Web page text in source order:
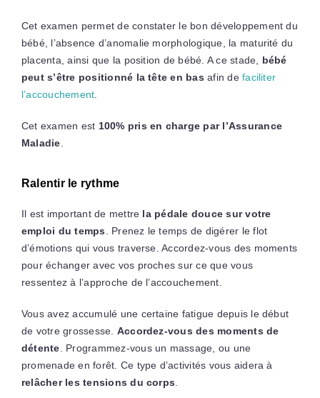
Cet examen permet de constater le bon développement du
bébé, l’absence d’anomalie morphologique, la maturité du
placenta, ainsi que la position de bébé. A ce stade, bébé
peut s’être positionné la tête en bas afin defaciliter
l’accouchement.
Cet examen est 100% pris en charge par l’Assurance
Maladie.
Ralentir le rythme
Il est important de mettre la pédale douce sur votre
emploi du temps. Prenez le temps de digérer le flot
d’émotions qui vous traverse. Accordez-vous des moments
pour échanger avec vos proches sur ce que vous
ressentez à l’approche de l’accouchement.
Vous avez accumulé une certaine fatigue depuis le début
de votre grossesse. Accordez-vous des moments de
détente. Programmez-vous un massage, ou une
promenade en forêt. Ce type d’activités vous aidera à
relâcher les tensions du corps.